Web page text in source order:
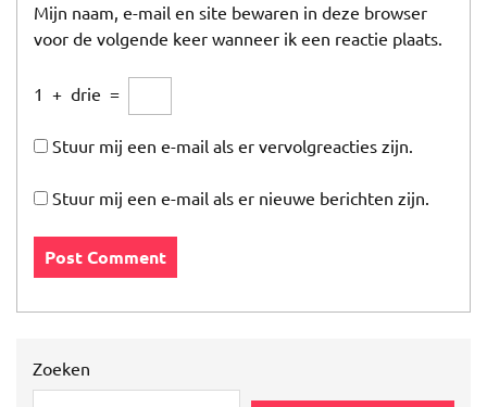
Mijn naam, e-mail en site bewaren in deze browser
voor de volgende keer wanneer ik een reactie plaats.
1 + drie =
Stuur mij een e-mail als er vervolgreacties zijn.
Stuur mij een e-mail als er nieuwe berichten zijn.
Zoeken